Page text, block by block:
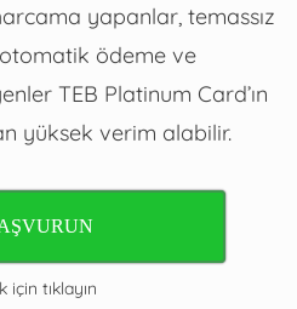
yapanlar, temassız
ödeme ve
TEB Platinum Card’ın
yüksek verim alabilir.
tıklayın